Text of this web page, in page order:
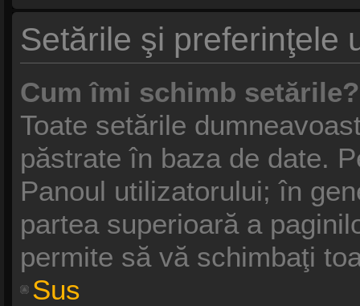
Setările şi preferinţele
Cum îmi schimb setările?
Toate setările
păstrate în baza de date.
Panoul utilizatorului; în
partea superioară a
permite să vă schimbaţi
Sus